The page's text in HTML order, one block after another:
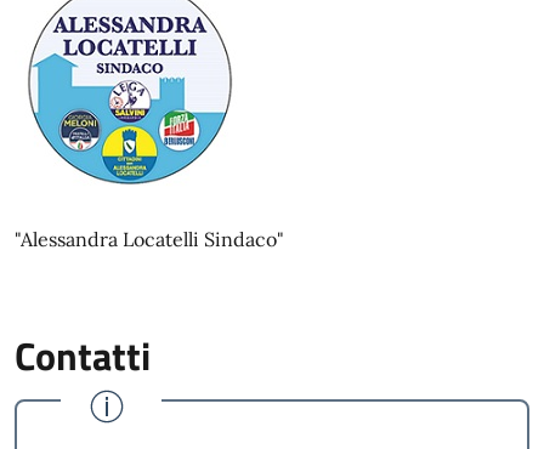
"Alessandra Locatelli Sindaco"
Contatti